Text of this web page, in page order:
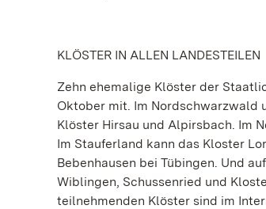
KLÖSTER IN ALLEN LANDESTEILEN
Zehn ehemalige Klöster der
Oktober mit. Im Nordschwarzwald
Klöster Hirsau und Alpirsbach. Im
Im Stauferland kann das Kloster
Bebenhausen bei Tübingen. Und
Wiblingen, Schussenried und
teilnehmenden Klöster sind im